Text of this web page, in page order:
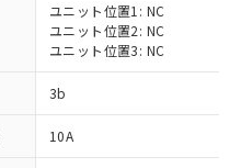
ユニット位置1: NC
ユニット位置2: NC
ユニット位置3: NC
3b
10A